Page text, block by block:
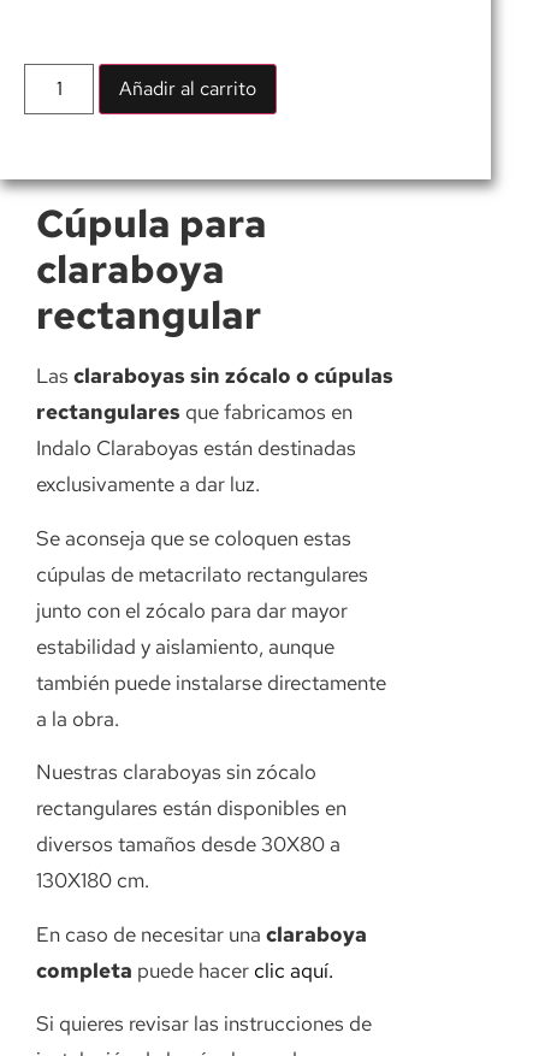
Añadir al carrito
Cúpula para
claraboya
rectangular
Las claraboyas sin zócalo o cúpulas
rectangulares que fabricamos en
Indalo Claraboyas están destinadas
exclusivamente a dar luz.
Se aconseja que se coloquen estas
cúpulas de metacrilato rectangulares
junto con el zócalo para dar mayor
estabilidad y aislamiento, aunque
también puede instalarse directamente
a la obra.
Nuestras claraboyas sin zócalo
rectangulares están disponibles en
diversos tamaños desde 30X80 a
130X180 cm.
En caso de necesitar una claraboya
completa puede hacer clic aquí.
Si quieres revisar las instrucciones de